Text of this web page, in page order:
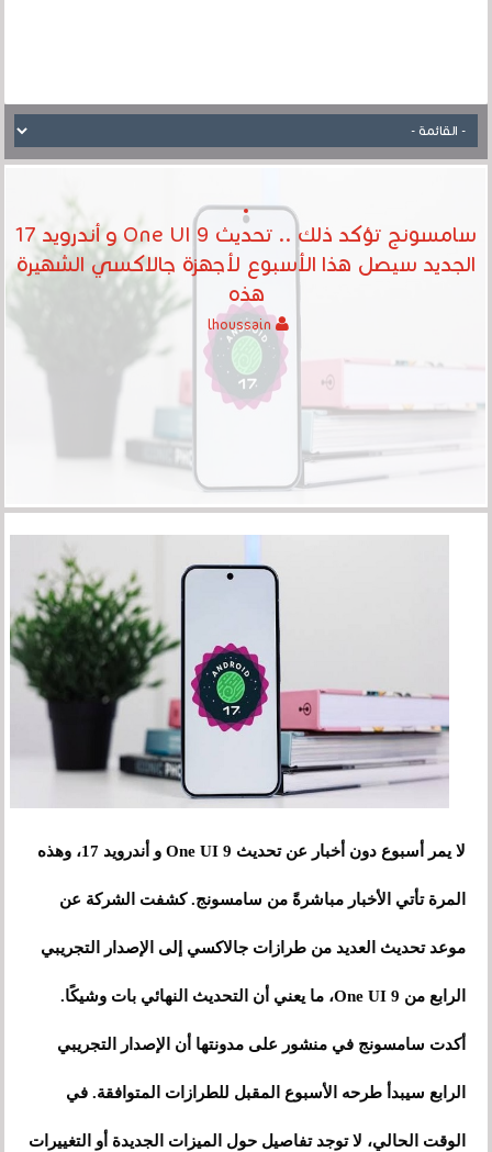
سامسونج تؤكد ذلك .. تحديث One UI 9 و أندرويد 17
الجديد سيصل هذا الأسبوع لأجهزة جالاكسي الشهيرة
هذه
lhoussain
لا يمر أسبوع دون أخبار عن تحديث One UI 9 و أندرويد 17، وهذه
المرة تأتي الأخبار مباشرةً من سامسونج. كشفت الشركة عن
موعد تحديث العديد من طرازات جالاكسي إلى الإصدار التجريبي
الرابع من One UI 9، ما يعني أن التحديث النهائي بات وشيكًا.
أكدت سامسونج في منشور على مدونتها أن الإصدار التجريبي
الرابع سيبدأ طرحه الأسبوع المقبل للطرازات المتوافقة. في
الوقت الحالي، لا توجد تفاصيل حول الميزات الجديدة أو التغييرات